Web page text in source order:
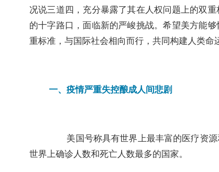
况说三道四，充分暴露了其在人权问题上的双
的十字路口，面临新的严峻挑战。希望美方能
重标准，与国际社会相向而行，共同构建人类命
一、疫情严重失控酿成人间悲剧
美国号称具有世界上最丰富的医疗资源
世界上确诊人数和死亡人数最多的国家。